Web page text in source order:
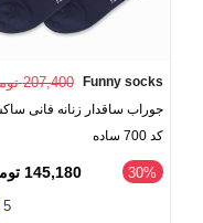
Funny socks 207,400 تومان
جوراب ساقدار زنانه فانی
کد 700 ساده
‎30% 145,180 تومان
5